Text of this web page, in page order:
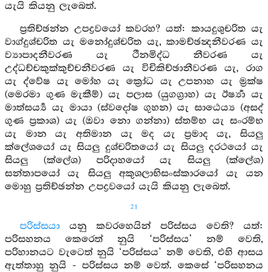
යැයි කියනු ලැබෙත්.
ප්‍රතිච්ඡන්න උපද්‍රවයෝ කවරහ? යත්: කායදුශුචරිත යැ
වාග්දුශ්චරිත යැ මනෝදුශ්චරිත යැ, කාමච්ඡන්‍දනීවරණ යැ
ව්‍යාපාදනීවරණ යැ ථීනමිද්ධ නීවරණ යැ
උද්ධච්චකුක්කුච්චනීවරණ යැ විචිකිච්ඡානීවරණ යැ, රාග
යැ ද්වේෂ යැ මෝහ යැ ක්‍රෝධ යැ උපනාහ යැ ම්‍රක්ෂ
(මෙරමා ගුණ මැකීම්) යැ පලාස (යුගග්‍රාහ) යැ ඊර්‍ෂ්‍යා යැ
මාත්සර්‍ය්‍ය යැ මායා (ස්වදෝෂ ගුහන) යැ සාඨෙය්‍ය (අසද්
ගුණ ප්‍රකාශ) යැ (ඔවා නො ගන්නා) ස්තම්භ යැ සංරම්භ
යැ මාන යැ අතිමාන යැ මද යැ ප්‍රමාද යැ, සියලු
ක්ලේශයෝ යැ සියලු දුශ්චරිතයෝ යැ සියලු දරථයෝ යැ
සියලු (ක්ලේශ) පරිදාහයෝ යැ සියලු (ක්ලේශ)
සන්තාපයෝ යැ සියලු අකුශලාභිසංස්කාරයෝ යැ යන
මොහු ප්‍රතිච්ඡන්න උපද්‍රවයෝ යැයි කියනු ලැබෙත්.
21
පරිස්සයායනු කවරහෙයින් පරිස්සය වෙති? යත්:
පරිසහනය කෙරෙත් නුයි ‘පරිස්සය’ නම් වෙති,
පරිහානයට වැටෙත් නුයි ‘පරිස්සය’ නම් වෙති, එහි ආසය
ඇත්තාහු නුයි - පරිස්සය නම් වෙත්. කෙසේ ‘පරිසහනය